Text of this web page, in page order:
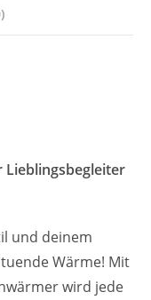
Lieblingsbegleiter
und deinem
Wärme! Mit
wird jede